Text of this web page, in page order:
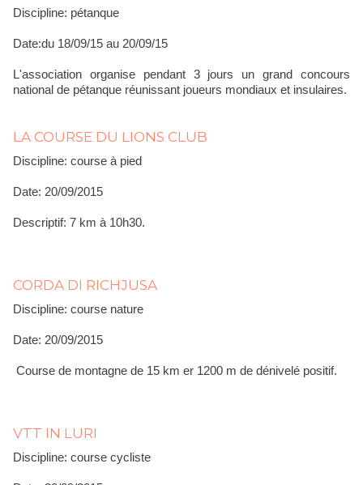
Discipline: pétanque
Date:du 18/09/15 au 20/09/15
L'association organise pendant 3 jours un grand concours
national de pétanque réunissant joueurs mondiaux et insulaires.
LA COURSE DU LIONS CLUB
Discipline: course à pied
Date: 20/09/2015
Descriptif: 7 km à 10h30.
CORDA DI RICHJUSA
Discipline: course nature
Date: 20/09/2015
Course de montagne de 15 km er 1200 m de dénivelé positif.
VTT IN LURI
Discipline: course cycliste